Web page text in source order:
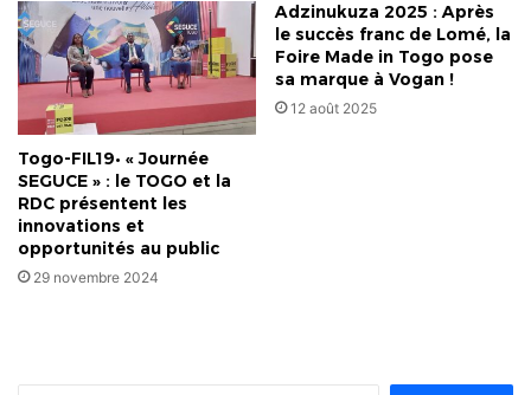
Togo-FIL19• « Journée
SEGUCE » : le TOGO et la
RDC présentent les
innovations et
opportunités au public
29 novembre 2024
Adzinukuza 2025 : Après
le succès franc de Lomé, la
Foire Made in Togo pose
sa marque à Vogan !
12 août 2025